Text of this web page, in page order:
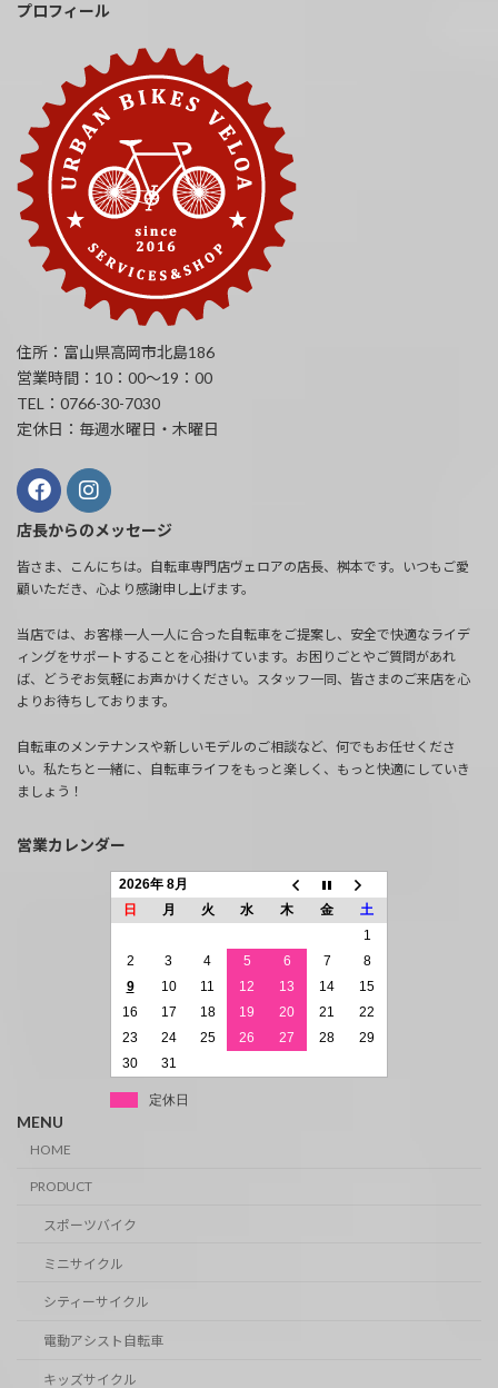
プロフィール
住所：富山県高岡市北島186
営業時間：10：00～19：00
TEL：0766-30-7030
定休日：毎週水曜日・木曜日
店長からのメッセージ
皆さま、こんにちは。自転車専門店ヴェロアの店長、桝本です。いつもご愛
顧いただき、心より感謝申し上げます。
当店では、お客様一人一人に合った自転車をご提案し、安全で快適なライデ
ィングをサポートすることを心掛けています。お困りごとやご質問があれ
ば、どうぞお気軽にお声かけください。スタッフ一同、皆さまのご来店を心
よりお待ちしております。
自転車のメンテナンスや新しいモデルのご相談など、何でもお任せくださ
い。私たちと一緒に、自転車ライフをもっと楽しく、もっと快適にしていき
ましょう！
営業カレンダー
2026年 8月
日
月 火 水 木 金
土
1
2
3 4 5 6 7
8
9
10 11 12 13 14
15
16
17 18 19 20 21
22
23
24 25 26 27 28
29
30
31
定休日
MENU
HOME
PRODUCT
スポーツバイク
ミニサイクル
シティーサイクル
電動アシスト自転車
キッズサイクル